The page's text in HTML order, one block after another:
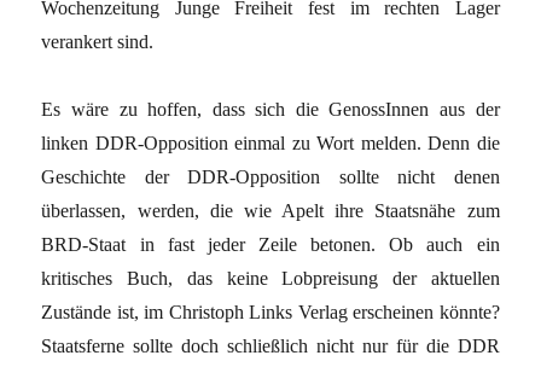
Wochenzeitung Junge Freiheit fest im rechten Lager
verankert sind.
Es wäre zu hoffen, dass sich die GenossInnen aus der
linken DDR-Opposition einmal zu Wort melden. Denn die
Geschichte der DDR-Opposition sollte nicht denen
überlassen, werden, die wie Apelt ihre Staatsnähe zum
BRD-Staat in fast jeder Zeile betonen. Ob auch ein
kritisches Buch, das keine Lobpreisung der aktuellen
Zustände ist, im Christoph Links Verlag erscheinen könnte?
Staatsferne sollte doch schließlich nicht nur für die DDR